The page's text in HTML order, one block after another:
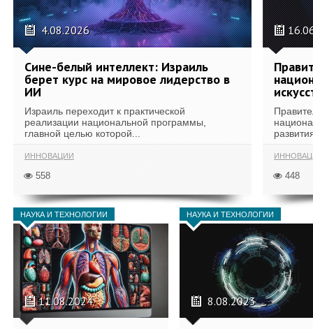
4.08.2026
Сине-белый интеллект: Израиль
берет курс на мировое лидерство в
ИИ
Израиль переходит к практической
реализации национальной программы,
главной целью которой...
ИННОВАЦИИ
558 448
НАУКА И ТЕХНОЛОГИИ
11.08.2024
НАУКА И ТЕХНОЛОГИИ
8.08.2023